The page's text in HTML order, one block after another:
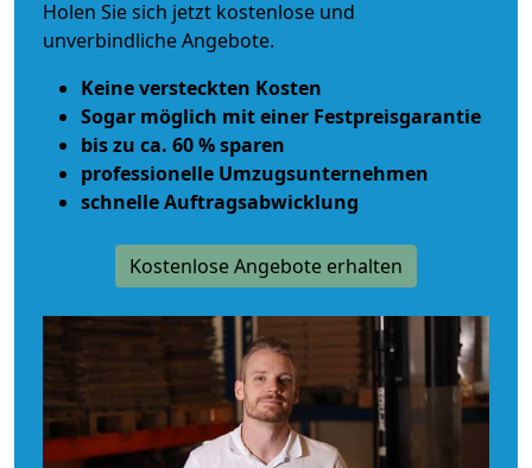
Holen Sie sich jetzt kostenlose und
unverbindliche Angebote.
Keine versteckten Kosten
Sogar möglich mit einer Festpreisgarantie
bis zu ca. 60 % sparen
professionelle Umzugsunternehmen
schnelle Auftragsabwicklung
Kostenlose Angebote erhalten